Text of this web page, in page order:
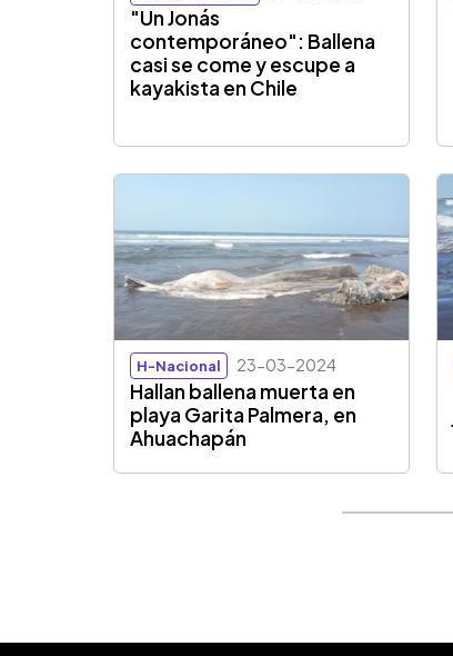
"Un Jonás
contemporáneo": Ballena
casi se come y escupe a
kayakista en Chile
H-Nacional 23-03-2024
Hallan ballena muerta en
playa Garita Palmera, en
Ahuachapán